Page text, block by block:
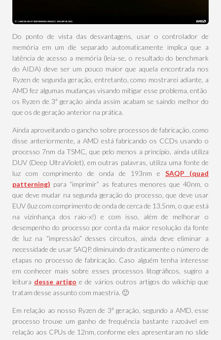
Do ponto de vista das desvantagens, usar o controlador de
memória em um die separado automaticamente implica que a
latência de acesso a memória (leia-se, o resultado do benchmark
do AIDA) deve ser um pouco maior que aquela encontrada nos
Ryzen de segunda geração, entretanto, como mostrarei adiante, a
AMD fez algumas mudanças visando mitigar esse problema, então
os Ryzen de 3ª geração ainda assim acabam se saindo melhor do
que os de geração anterior na prática.
Ainda aproveitando o gancho sobre processos de fabricação, como
disse anteriormente, a AMD está fabricando os CCDs usando o
processo 7nm da TSMC, que pelo menos a princípio, ainda utiliza
DUV (Deep UltraViolet), em outras palavras, utiliza uma fonte de
luz com comprimento de onda de 193nm e SAQP (quad
patterning) para “imprimir” as features menores que 40nm, o
que deve mudar na segunda geração do processo, que deve usar
EUV (luz com comprimento de onda de cerca de 13.5nm, o que está
na vizinhança dos raio-x!) e com isso, além de melhorar o
desempenho do processo por conta da maior resolução da fonte
de luz na “impressão” desses circuitos, ainda deve eliminar a
necessidade de usar SAQP, diminuindo drasticamente o número de
etapas no processo de fabricação. Caso alguém tenha interesse
em conhecer mais sobre esses processos litográficos, sugiro a
leitura desse artigo e de vários outros artigos do wikichip que
tratam desse assunto com maestria. 🙂
Em relação ao nosso Ryzen de 3ª geração, segundo a AMD, esse
processo trouxe um ganho de frequência bastante razoável em
relação aos CPUs de 12nm, conforme eles apresentaram no slide